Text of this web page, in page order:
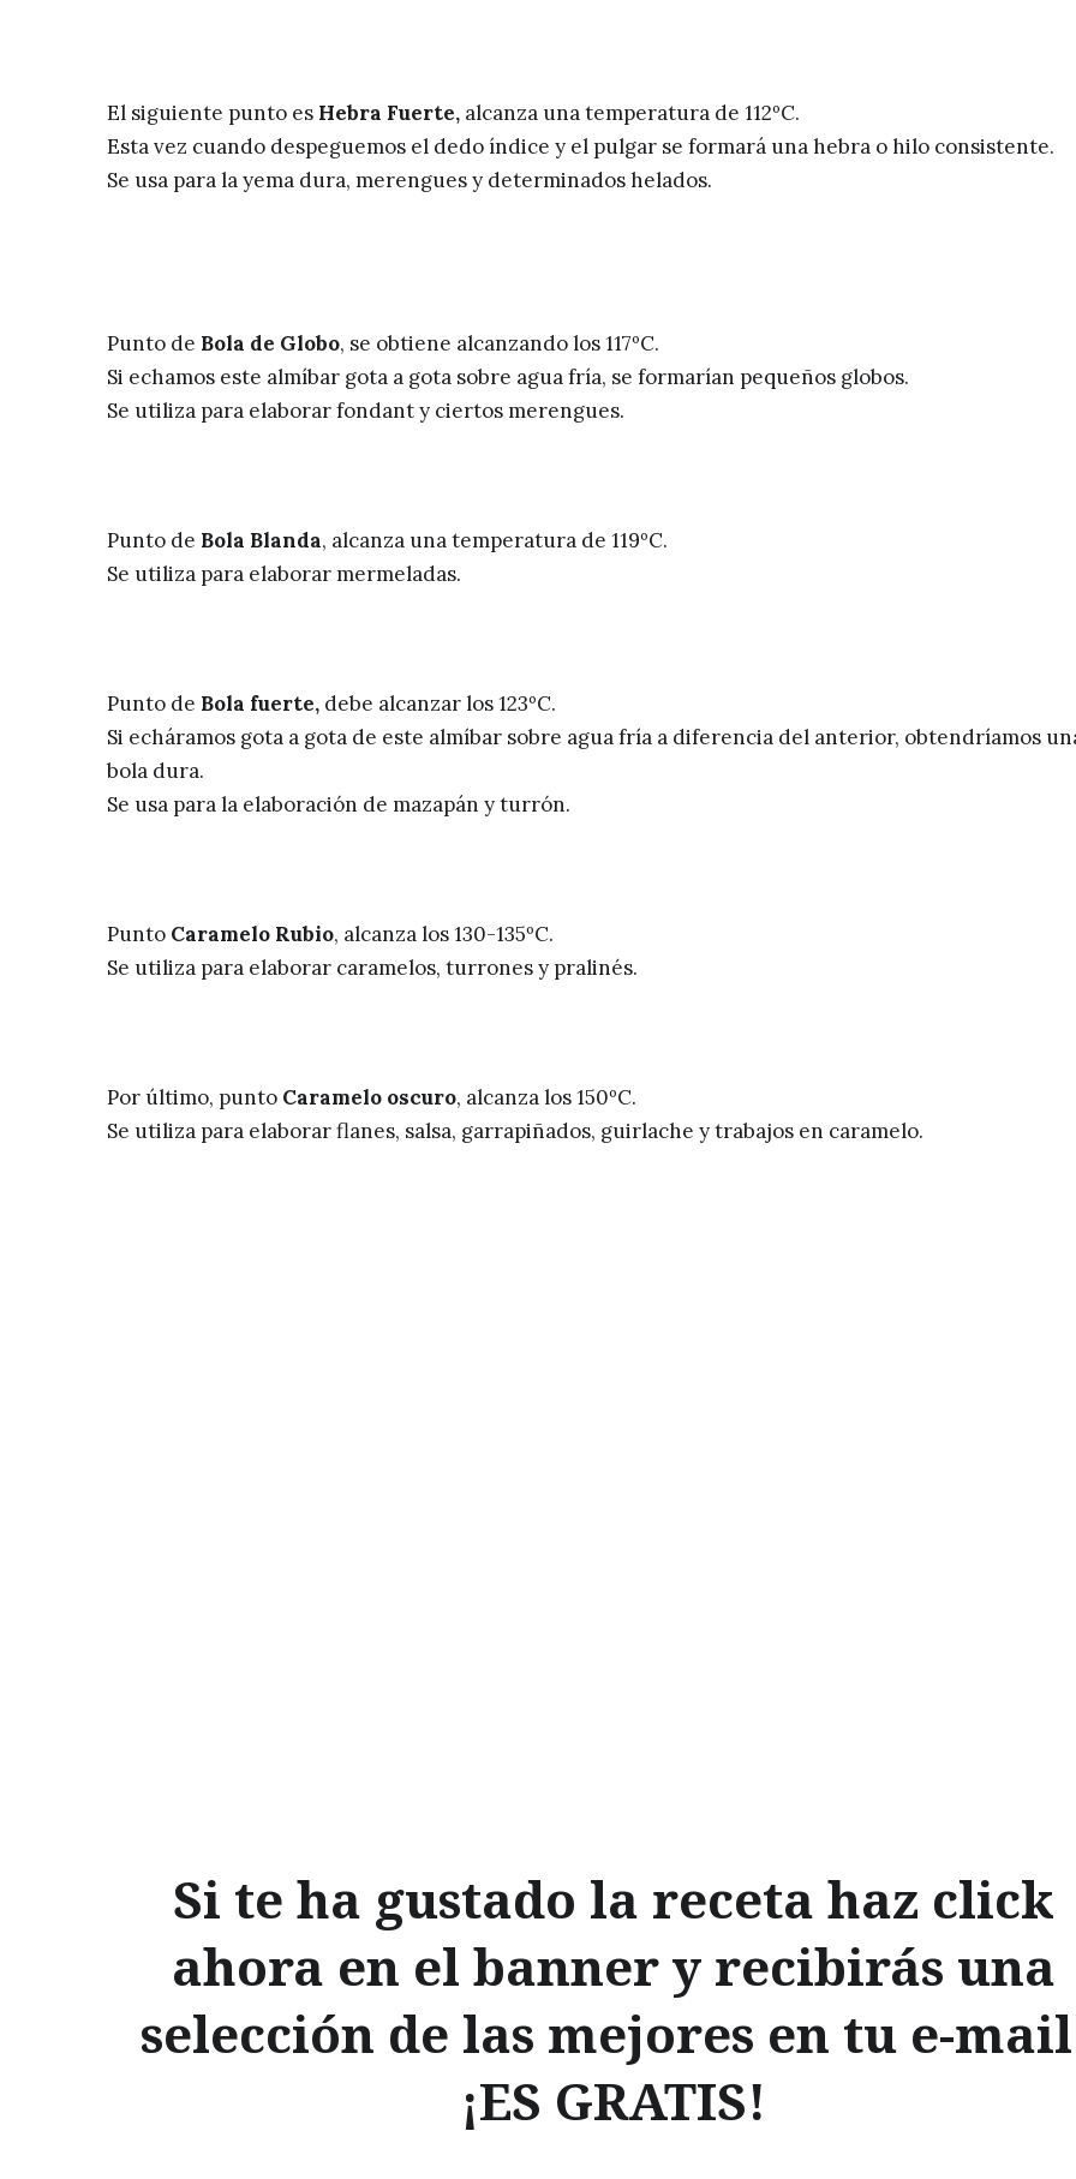
El siguiente punto es Hebra Fuerte, alcanza una temperatura de 112ºC.
Esta vez cuando despeguemos el dedo índice y el pulgar se formará una hebra o hilo consistente.
Se usa para la yema dura, merengues y determinados helados.
Punto de Bola de Globo, se obtiene alcanzando los 117ºC.
Si echamos este almíbar gota a gota sobre agua fría, se formarían pequeños globos.
Se utiliza para elaborar fondant y ciertos merengues.
Punto de Bola Blanda, alcanza una temperatura de 119ºC.
Se utiliza para elaborar mermeladas.
Punto de Bola fuerte, debe alcanzar los 123ºC.
Si echáramos gota a gota de este almíbar sobre agua fría a diferencia del anterior, obtendríamos
bola dura.
Se usa para la elaboración de mazapán y turrón.
Punto Caramelo Rubio, alcanza los 130-135ºC.
Se utiliza para elaborar caramelos, turrones y pralinés.
Por último, punto Caramelo oscuro, alcanza los 150ºC.
Se utiliza para elaborar flanes, salsa, garrapiñados, guirlache y trabajos en caramelo.
Si te ha gustado la receta haz click
ahora en el banner y recibirás una
selección de las mejores en tu e-
¡ES GRATIS!